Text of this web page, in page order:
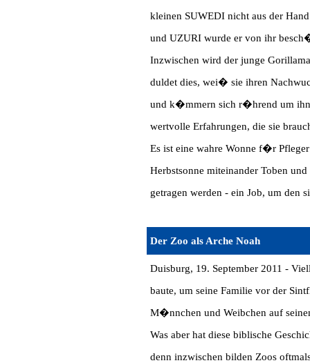
kleinen SUWEDI nicht aus der
und UZURI wurde er von ihr
Inzwischen wird der junge
duldet dies, wei� sie ihren
und k�mmern sich r�hrend um
wertvolle Erfahrungen, die sie
Es ist eine wahre Wonne f�r
Herbstsonne miteinander Toben
getragen werden - ein Job, um
Der Zoo als Arche Noah
Duisburg, 19. September 2011 -
baute, um seine Familie vor der
M�nnchen und Weibchen auf
Was aber hat diese biblische
denn inzwischen bilden Zoos